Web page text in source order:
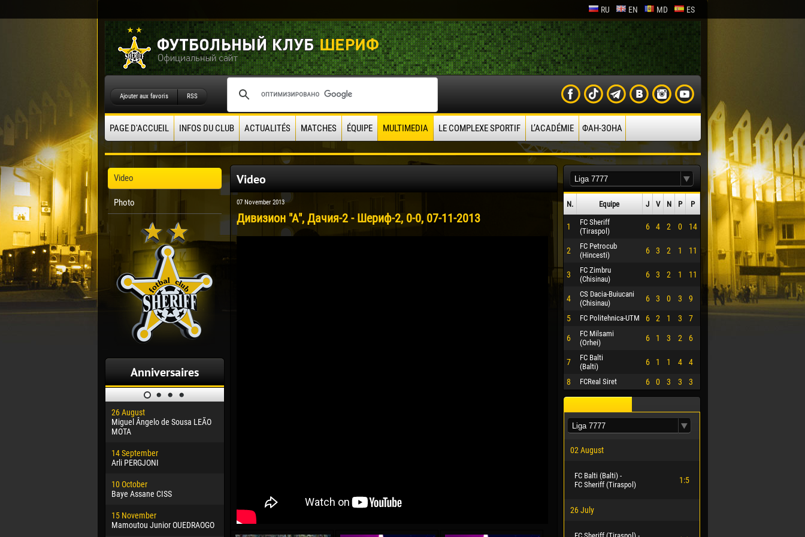
RU EN MD ES
Ajouter aux favoris RSS
PAGE D'ACCUEIL INFOS DU CLUB ACTUALITÉS MATCHES ÉQUIPE MULTIMEDIA LE COMPLEXE SPORTIF L’ACADÉMIE ФАН-ЗОНА
Video
Photo
Anniversaires
26 August
Miguel Ângelo de Sousa LEÃO
MOTA
14 September
Arli PERGJONI
10 October
Baye Assane CISS
15 November
Mamoutou Junior OUEDRAOGO
Emmanuel AFETSE
24 June
Video
07 November 2013
Дивизион "А", Дачия-2 - Шериф-2, 0-0, 07-11-2013
N. Equipe J V N P P
1
FC Sheriff
(Tiraspol)
6 4 2 0 14
2
FC Petrocub
(Hincesti)
6 3 2 1 11
3
FC Zimbru
(Chisinau)
6 3 2 1 11
4
CS Dacia-Buiucani
(Chisinau)
6 3 0 3 9
5 FC Politehnica-UTM 6 2 1 3 7
6
FC Milsami
(Orhei)
6 1 3 2 6
7
FC Balti
(Balti)
6 1 1 4 4
8 FCReal Siret 6 0 3 3 3
02 August
FC Balti (Balti) -
FC Sheriff (Tiraspol)
1:5
26 July